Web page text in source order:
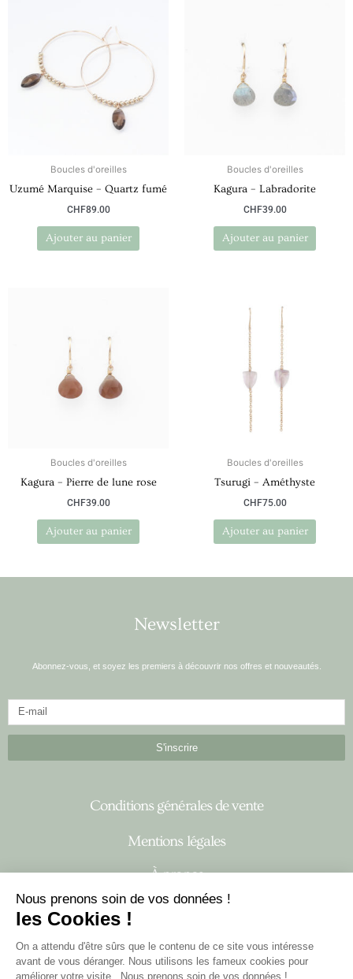
Boucles d'oreilles
Uzumé Marquise – Quartz fumé
CHF89.00
Ajouter au panier
Boucles d'oreilles
Kagura – Labradorite
CHF39.00
Ajouter au panier
Boucles d'oreilles
Kagura – Pierre de lune rose
CHF39.00
Ajouter au panier
Boucles d'oreilles
Tsurugi – Améthyste
CHF75.00
Ajouter au panier
Newsletter
Abonnez-vous, et soyez les premiers à découvrir nos offres et nouveautés.
S'inscrire
Conditions générales de vente
Mentions légales
À propos
n
s
a
c
Nous prenons soin de vos données !
les Cookies !
On a attendu d'être sûrs que le contenu de ce site vous intéresse
avant de vous déranger. Nous utilisons les fameux cookies pour
améliorer votre visite...Nous prenons soin de vos données !